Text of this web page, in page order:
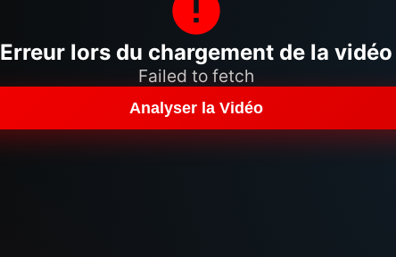
Erreur lors du chargement de la vidéo
Failed to fetch
Analyser la Vidéo